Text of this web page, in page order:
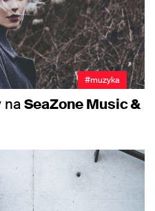
#muzyka
naSeaZone Music &